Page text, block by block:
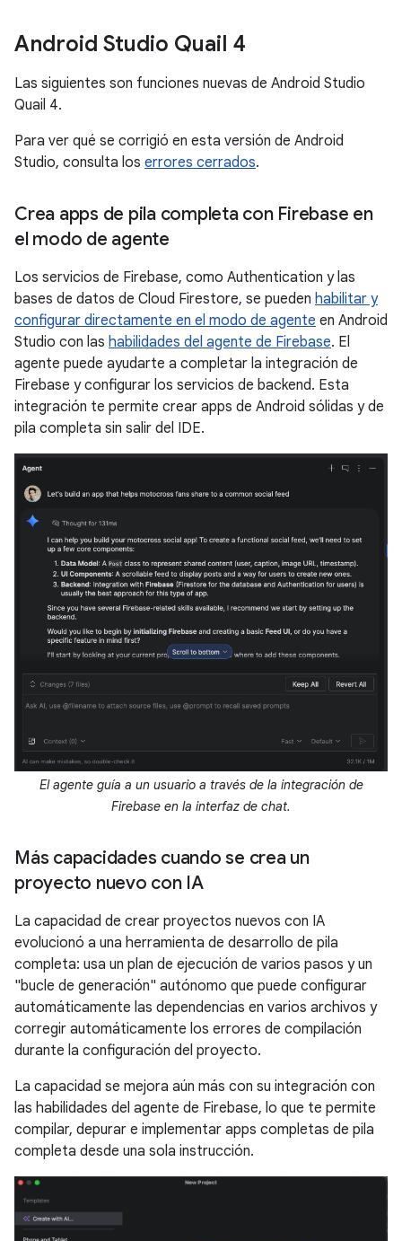
Android Studio Quail 4
Las siguientes son funciones nuevas de Android Studio
Quail 4.
Para ver qué se corrigió en esta versión de Android
Studio, consulta los errores cerrados.
Crea apps de pila completa con Firebase en
el modo de agente
Los servicios de Firebase, como Authentication y las
bases de datos de Cloud Firestore, se pueden habilitar y
configurar directamente en el modo de agente en Android
Studio con las habilidades del agente de Firebase. El
agente puede ayudarte a completar la integración de
Firebase y configurar los servicios de backend. Esta
integración te permite crear apps de Android sólidas y de
pila completa sin salir del IDE.
El agente guía a un usuario a través de la integración de
Firebase en la interfaz de chat.
Más capacidades cuando se crea un
proyecto nuevo con IA
La capacidad de crear proyectos nuevos con IA
evolucionó a una herramienta de desarrollo de pila
completa: usa un plan de ejecución de varios pasos y un
"bucle de generación" autónomo que puede configurar
automáticamente las dependencias en varios archivos y
corregir automáticamente los errores de compilación
durante la configuración del proyecto.
La capacidad se mejora aún más con su integración con
las habilidades del agente de Firebase, lo que te permite
compilar, depurar e implementar apps completas de pila
completa desde una sola instrucción.